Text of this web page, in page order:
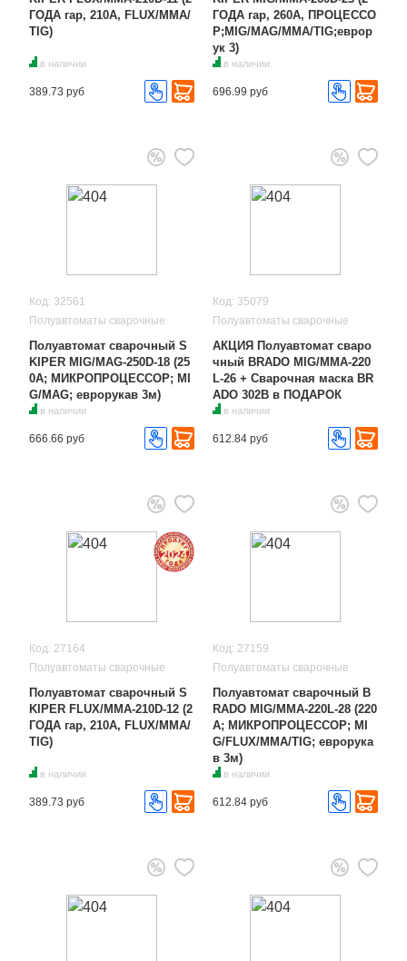
ГОДА гар, 210A, FLUX/MMA/
TIG)
в наличии
389.73 руб
ГОДА гар, 260А, ПРОЦЕССО
Р;MIG/MAG/MMA/TIG;еврор
ук 3)
в наличии
696.99 руб
Код: 32561
Полуавтоматы сварочные
Полуавтомат сварочный S
KIPER MIG/MAG-250D-18 (25
0А; МИКРОПРОЦЕССОР; MI
G/MAG; еврорукав 3м)
в наличии
666.66 руб
Код: 35079
Полуавтоматы сварочные
АКЦИЯ Полуавтомат сваро
чный BRADO MIG/MMA-220
L-26 + Сварочная маска BR
ADO 302B в ПОДАРОК
в наличии
612.84 руб
Код: 27164
Полуавтоматы сварочные
Полуавтомат сварочный S
KIPER FLUX/MMA-210D-12 (2
ГОДА гар, 210A, FLUX/MMA/
TIG)
в наличии
389.73 руб
Код: 27159
Полуавтоматы сварочные
Полуавтомат сварочный B
RADO MIG/MMA-220L-28 (220
А; МИКРОПРОЦЕССОР; MI
G/FLUX/MMA/TIG; еврорука
в 3м)
в наличии
612.84 руб